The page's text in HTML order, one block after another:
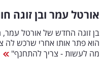
אורטל עמר ובן זוגה
בן זוגה החדש של אורטל עמר,
הוא פתר אותו אחרי שרכש לה
מה לעשות - צריך להתחנף"